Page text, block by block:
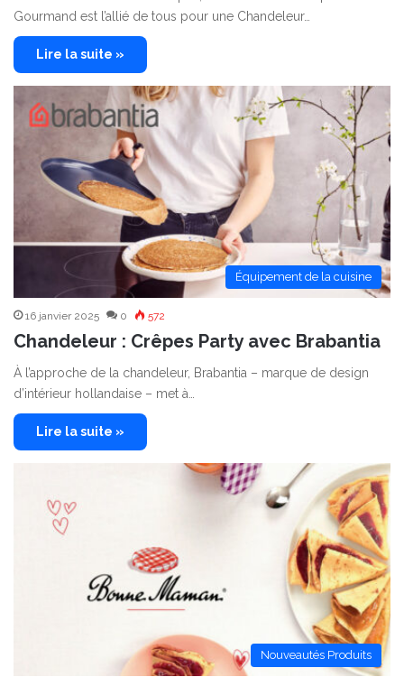
Gourmand est l’allié de tous pour une Chandeleur…
Lire la suite »
Équipement de la cuisine
16 janvier 2025 0 572
Chandeleur : Crêpes Party avec Brabantia
À l’approche de la chandeleur, Brabantia – marque de design
d’intérieur hollandaise – met à…
Lire la suite »
Nouveautés Produits